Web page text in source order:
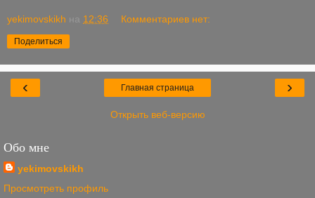
yekimovskikh на 12:36 Комментариев нет:
Поделиться
‹ ›
Главная страница
Открыть веб-версию
Обо мне
yekimovskikh
Просмотреть профиль